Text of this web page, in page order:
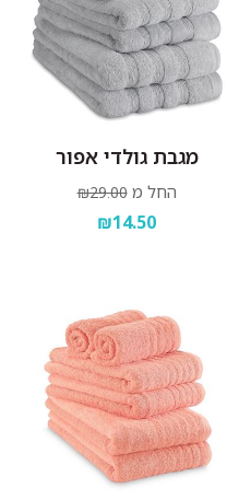
מגבת גולדי אפור
החל מ ₪29.00
₪14.50